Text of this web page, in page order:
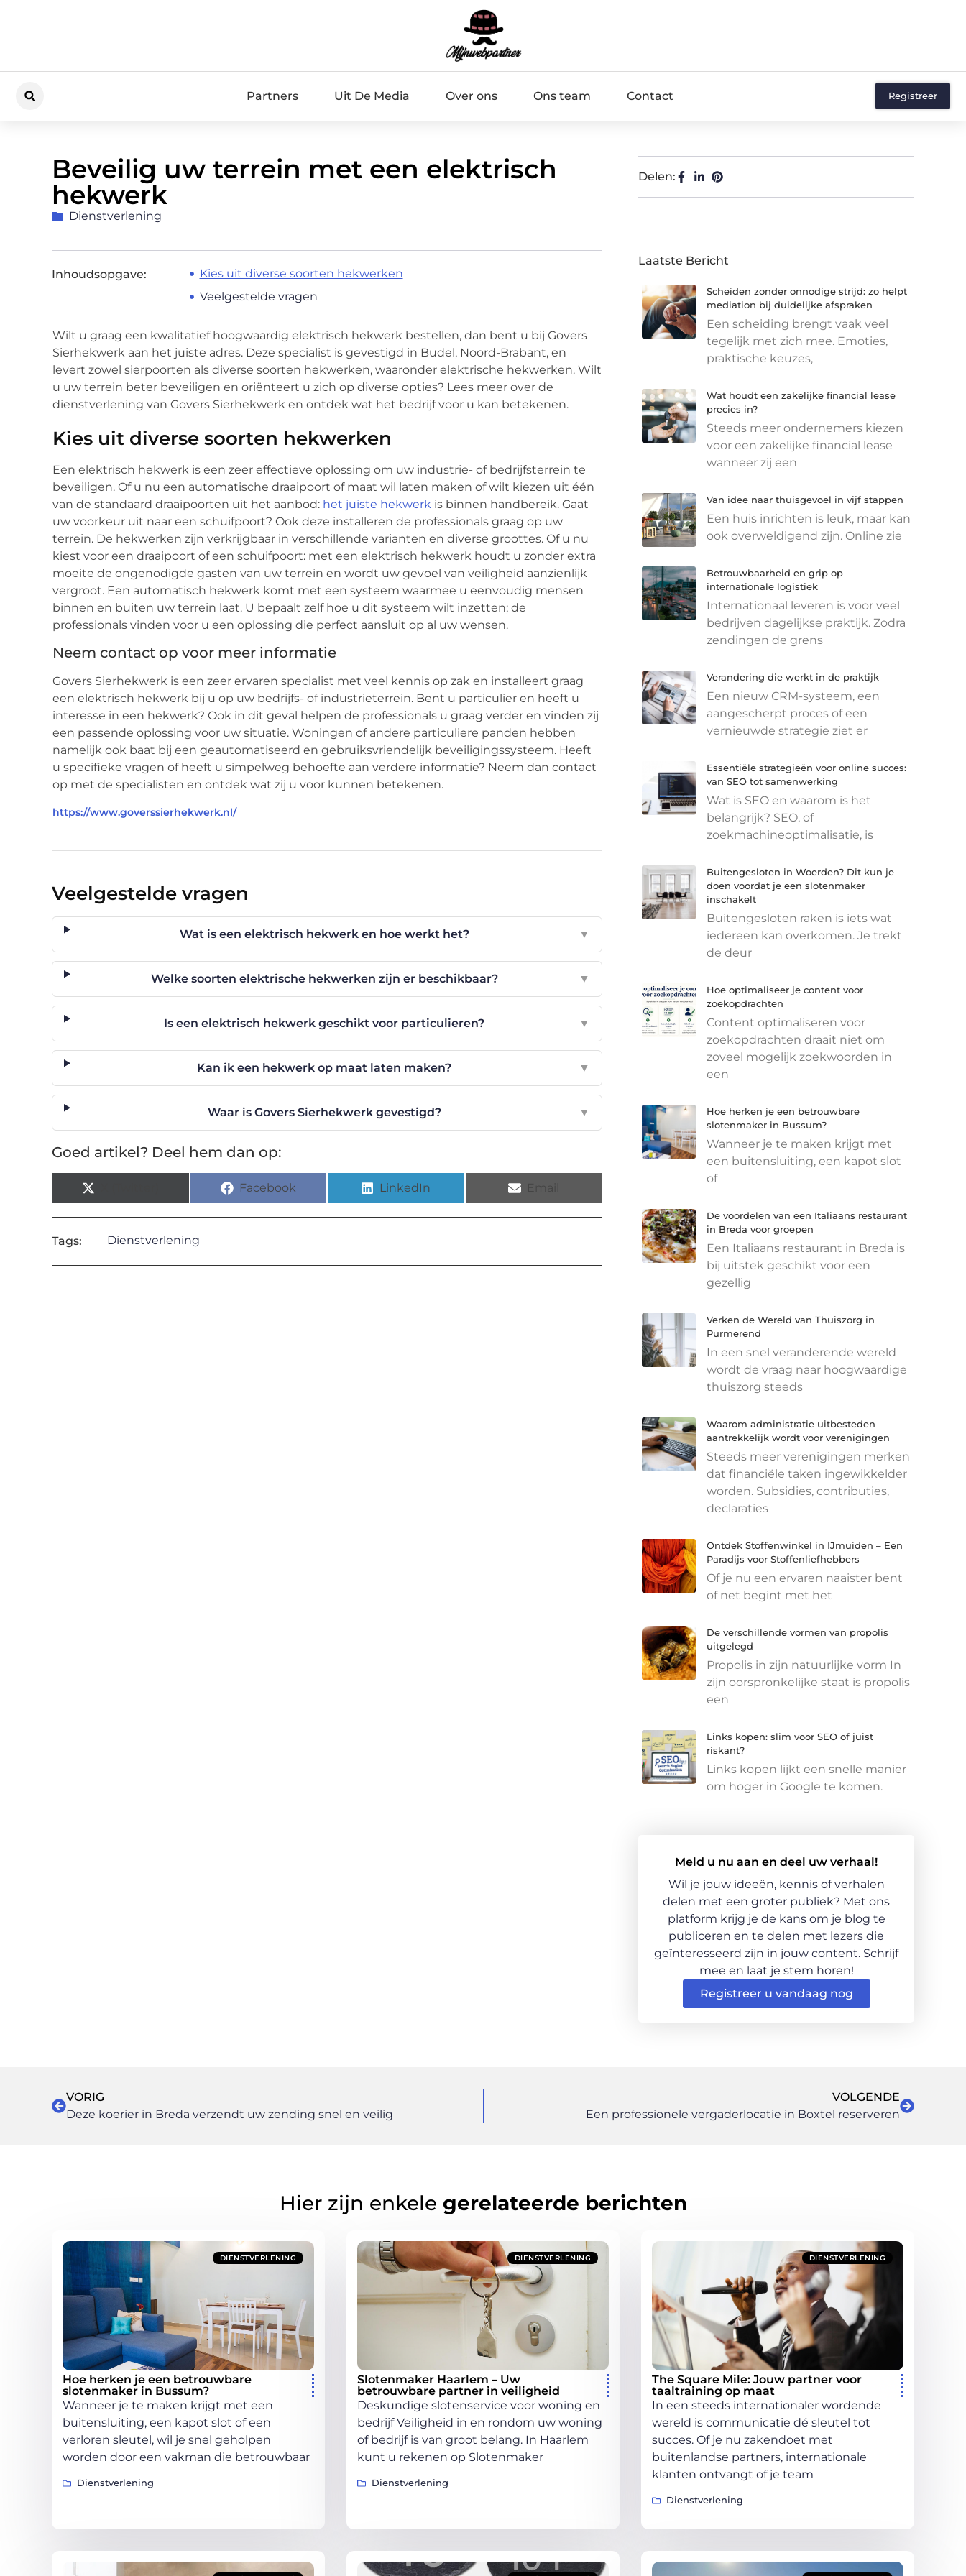
Partners Uit De Media Over ons Ons team Contact Registreer
Beveilig uw terrein met een elektrisch
hekwerk
Dienstverlening
Inhoudsopgave:
Kies uit diverse soorten hekwerken
Veelgestelde vragen
Wilt u graag een kwalitatief hoogwaardig elektrisch hekwerk bestellen, dan bent u bij Govers
Sierhekwerk aan het juiste adres. Deze specialist is gevestigd in Budel, Noord-Brabant, en
levert zowel sierpoorten als diverse soorten hekwerken, waaronder elektrische hekwerken. Wilt
u uw terrein beter beveiligen en oriënteert u zich op diverse opties? Lees meer over de
dienstverlening van Govers Sierhekwerk en ontdek wat het bedrijf voor u kan betekenen.
Kies uit diverse soorten hekwerken
Een elektrisch hekwerk is een zeer effectieve oplossing om uw industrie- of bedrijfsterrein te
beveiligen. Of u nu een automatische draaipoort of maat wil laten maken of wilt kiezen uit één
van de standaard draaipoorten uit het aanbod: het juiste hekwerk is binnen handbereik. Gaat
uw voorkeur uit naar een schuifpoort? Ook deze installeren de professionals graag op uw
terrein. De hekwerken zijn verkrijgbaar in verschillende varianten en diverse groottes. Of u nu
kiest voor een draaipoort of een schuifpoort: met een elektrisch hekwerk houdt u zonder extra
moeite de ongenodigde gasten van uw terrein en wordt uw gevoel van veiligheid aanzienlijk
vergroot. Een automatisch hekwerk komt met een systeem waarmee u eenvoudig mensen
binnen en buiten uw terrein laat. U bepaalt zelf hoe u dit systeem wilt inzetten; de
professionals vinden voor u een oplossing die perfect aansluit op al uw wensen.
Neem contact op voor meer informatie
Govers Sierhekwerk is een zeer ervaren specialist met veel kennis op zak en installeert graag
een elektrisch hekwerk bij u op uw bedrijfs- of industrieterrein. Bent u particulier en heeft u
interesse in een hekwerk? Ook in dit geval helpen de professionals u graag verder en vinden zij
een passende oplossing voor uw situatie. Woningen of andere particuliere panden hebben
namelijk ook baat bij een geautomatiseerd en gebruiksvriendelijk beveiligingssysteem. Heeft
u specifieke vragen of heeft u simpelweg behoefte aan verdere informatie? Neem dan contact
op met de specialisten en ontdek wat zij u voor kunnen betekenen.
https://www.goverssierhekwerk.nl/
Veelgestelde vragen
Wat is een elektrisch hekwerk en hoe werkt het? ▼
Welke soorten elektrische hekwerken zijn er beschikbaar? ▼
Is een elektrisch hekwerk geschikt voor particulieren? ▼
Kan ik een hekwerk op maat laten maken? ▼
Waar is Govers Sierhekwerk gevestigd? ▼
Goed artikel? Deel hem dan op:
Facebook LinkedIn
Tags: Dienstverlening
Delen:
Laatste Bericht
Scheiden zonder onnodige strijd: zo helpt
mediation bij duidelijke afspraken
Een scheiding brengt vaak veel
tegelijk met zich mee. Emoties,
praktische keuzes,
Wat houdt een zakelijke financial lease
precies in?
Steeds meer ondernemers kiezen
voor een zakelijke financial lease
wanneer zij een
Van idee naar thuisgevoel in vijf stappen
Een huis inrichten is leuk, maar kan
ook overweldigend zijn. Online zie
Betrouwbaarheid en grip op
internationale logistiek
Internationaal leveren is voor veel
bedrijven dagelijkse praktijk. Zodra
zendingen de grens
Verandering die werkt in de praktijk
Een nieuw CRM-systeem, een
aangescherpt proces of een
vernieuwde strategie ziet er
Essentiële strategieën voor online succes:
van SEO tot samenwerking
Wat is SEO en waarom is het
belangrijk? SEO, of
zoekmachineoptimalisatie, is
Buitengesloten in Woerden? Dit kun je
doen voordat je een slotenmaker
inschakelt
Buitengesloten raken is iets wat
iedereen kan overkomen. Je trekt
de deur
Hoe optimaliseer je content voor
zoekopdrachten
Content optimaliseren voor
zoekopdrachten draait niet om
zoveel mogelijk zoekwoorden in
een
Hoe herken je een betrouwbare
slotenmaker in Bussum?
Wanneer je te maken krijgt met
een buitensluiting, een kapot slot
of
De voordelen van een Italiaans restaurant
in Breda voor groepen
Een Italiaans restaurant in Breda is
bij uitstek geschikt voor een
gezellig
Verken de Wereld van Thuiszorg in
Purmerend
In een snel veranderende wereld
wordt de vraag naar hoogwaardige
thuiszorg steeds
Waarom administratie uitbesteden
aantrekkelijk wordt voor verenigingen
Steeds meer verenigingen merken
dat financiële taken ingewikkelder
worden. Subsidies, contributies,
declaraties
Ontdek Stoffenwinkel in IJmuiden – Een
Paradijs voor Stoffenliefhebbers
Of je nu een ervaren naaister bent
of net begint met het
De verschillende vormen van propolis
uitgelegd
Propolis in zijn natuurlijke vorm In
zijn oorspronkelijke staat is propolis
een
Links kopen: slim voor SEO of juist
riskant?
Links kopen lijkt een snelle manier
om hoger in Google te komen.
Meld u nu aan en deel uw verhaal!
Wil je jouw ideeën, kennis of verhalen
delen met een groter publiek? Met ons
platform krijg je de kans om je blog te
publiceren en te delen met lezers die
geïnteresseerd zijn in jouw content. Schrijf
mee en laat je stem horen!
Registreer u vandaag nog
VORIG
Deze koerier in Breda verzendt uw zending snel en veilig
VOLGENDE
Een professionele vergaderlocatie in Boxtel reserveren
Hier zijn enkele gerelateerde berichten
DIENSTVERLENING
Hoe herken je een betrouwbare
slotenmaker in Bussum?
Wanneer je te maken krijgt met een
buitensluiting, een kapot slot of een
verloren sleutel, wil je snel geholpen
worden door een vakman die betrouwbaar
Dienstverlening
DIENSTVERLENING
Slotenmaker Haarlem – Uw
betrouwbare partner in veiligheid
Deskundige slotenservice voor woning en
bedrijf Veiligheid in en rondom uw woning
of bedrijf is van groot belang. In Haarlem
kunt u rekenen op Slotenmaker
Dienstverlening
DIENSTVERLENING
The Square Mile: Jouw partner voor
taaltraining op maat
In een steeds internationaler wordende
wereld is communicatie dé sleutel tot
succes. Of je nu zakendoet met
buitenlandse partners, internationale
klanten ontvangt of je team
Dienstverlening